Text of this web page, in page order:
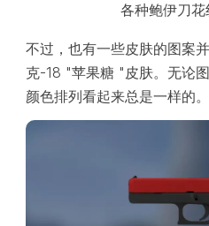
各种鲍伊刀
不过，也有一些皮肤的图案
克-18 "苹果糖 "皮肤。无论
颜色排列看起来总是一样的